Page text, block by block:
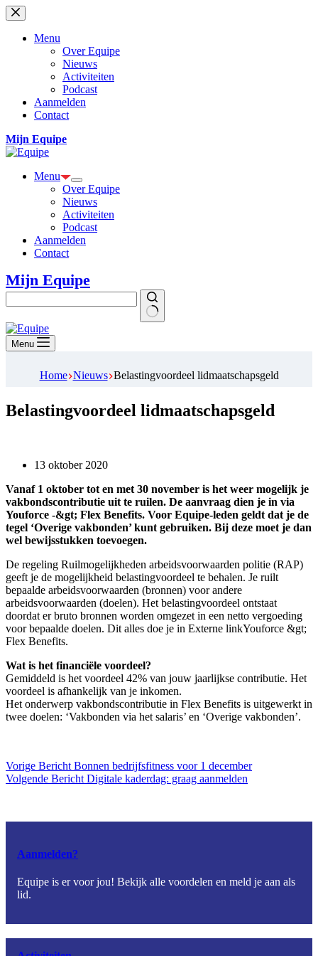
Ga
naar
Menu
Over Equipe
Nieuws
Activiteiten
Podcast
Aanmelden
Contact
Mijn Equipe
Menu
Over Equipe
Nieuws
Activiteiten
Podcast
Aanmelden
Contact
Mijn Equipe
Geen
resultaten
Menu
Home Nieuws Belastingvoordeel lidmaatschapsgeld
Belastingvoordeel lidmaatschapsgeld
13 oktober 2020
Vanaf 1 oktober tot en met 30 november is het weer mogelijk je
vakbondscontributie uit te ruilen. De aanvraag dien je in via
Youforce -&gt; Flex Benefits. Voor Equipe-leden geldt dat je de
tegel ‘Overige vakbonden’ kunt gebruiken. Bij deze moet je dan
wel bewijsstukken toevoegen.
De regeling Ruilmogelijkheden arbeidsvoorwaarden politie (RAP)
geeft je de mogelijkheid belastingvoordeel te behalen. Je ruilt
bepaalde arbeidsvoorwaarden (bronnen) voor andere
arbeidsvoorwaarden (doelen). Het belastingvoordeel ontstaat
doordat er bruto bronnen worden omgezet in een netto vergoeding
voor bepaalde doelen. Dit alles doe je in Externe linkYouforce &gt;
Flex Benefits.
Wat is het financiële voordeel?
Gemiddeld is het voordeel 42% van jouw jaarlijkse contributie. Het
voordeel is afhankelijk van je inkomen.
Het onderwerp vakbondscontributie in Flex Benefits is uitgewerkt in
twee doelen: ‘Vakbonden via het salaris’ en ‘Overige vakbonden’.
Vorige Bericht Bonnen bedrijfsfitness voor 1 december
Volgende Bericht Digitale kaderdag: graag aanmelden
Aanmelden?
Equipe is er voor jou! Bekijk alle voordelen en meld je aan als
lid.